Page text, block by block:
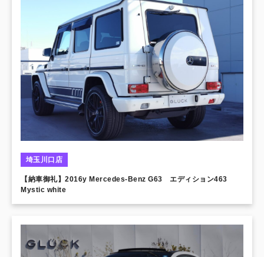
埼玉川口店
【納車御礼】2016y Mercedes-Benz G63 エディション463
Mystic white